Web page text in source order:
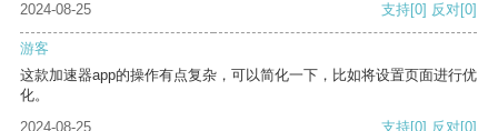
2024-08-25 支持[0] 反对[0]
游客
这款加速器app的操作有点复杂，可以简化一下，比如将设置页面进行优
化。
2024-08-25
支持[0] 反对[0]